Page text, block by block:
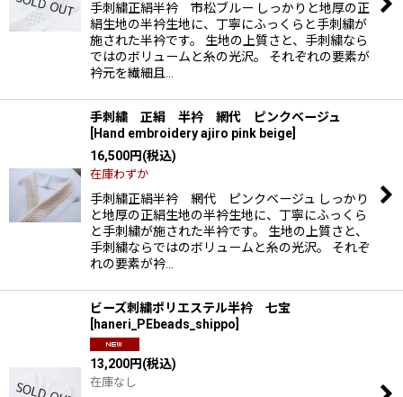
手刺繍正絹半衿 市松ブルー しっかりと地厚の正
絹生地の半衿生地に、丁寧にふっくらと手刺繍が
施された半衿です。 生地の上質さと、手刺繍なら
ではのボリュームと糸の光沢。 それぞれの要素が
衿元を繊細且…
手刺繍 正絹 半衿 網代 ピンクベージュ
Hand embroidery ajiro pink beige
16,500円(税込)
在庫わずか
手刺繍正絹半衿 網代 ピンクベージュ しっかり
と地厚の正絹生地の半衿生地に、丁寧にふっくら
と手刺繍が施された半衿です。 生地の上質さと、
手刺繍ならではのボリュームと糸の光沢。 それぞ
れの要素が衿…
ビーズ刺繍ポリエステル半衿 七宝
haneri_PEbeads_shippo
13,200円(税込)
在庫なし